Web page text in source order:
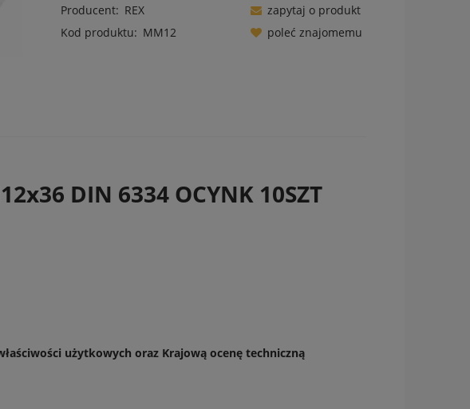
Producent: REX
Kod produktu: MM12
zapytaj o produkt
poleć znajomemu
DIN 6334 OCYNK 10SZT
użytkowych oraz Krajową ocenę techniczną